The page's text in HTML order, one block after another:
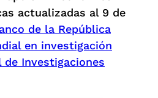
actualizadas al 9 de
de la República
en investigación
Investigaciones